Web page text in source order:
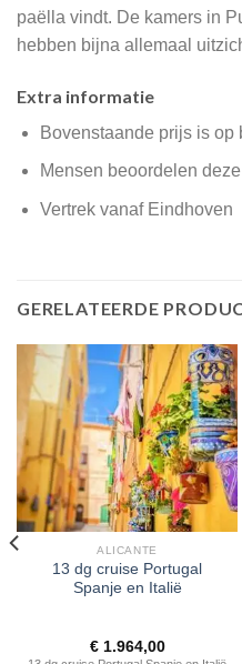
paëlla vindt. De kamers in
hebben bijna allemaal
Extra informatie
Bovenstaande prijs is op
Mensen beoordelen
Vertrek vanaf Eindhoven
GERELATEERDE
ALICANTE
13 dg cruise Portugal
Spanje en Italië
€1.964,00